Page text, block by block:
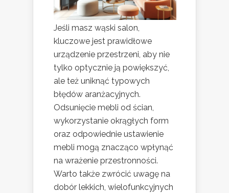
Jeśli masz wąski salon,
kluczowe jest prawidłowe
urządzenie przestrzeni, aby nie
tylko optycznie ją powiększyć,
ale też uniknąć typowych
błędów aranżacyjnych.
Odsunięcie mebli od ścian,
wykorzystanie okrągłych form
oraz odpowiednie ustawienie
mebli mogą znacząco wpłynąć
na wrażenie przestronności.
Warto także zwrócić uwagę na
dobór lekkich, wielofunkcyjnych